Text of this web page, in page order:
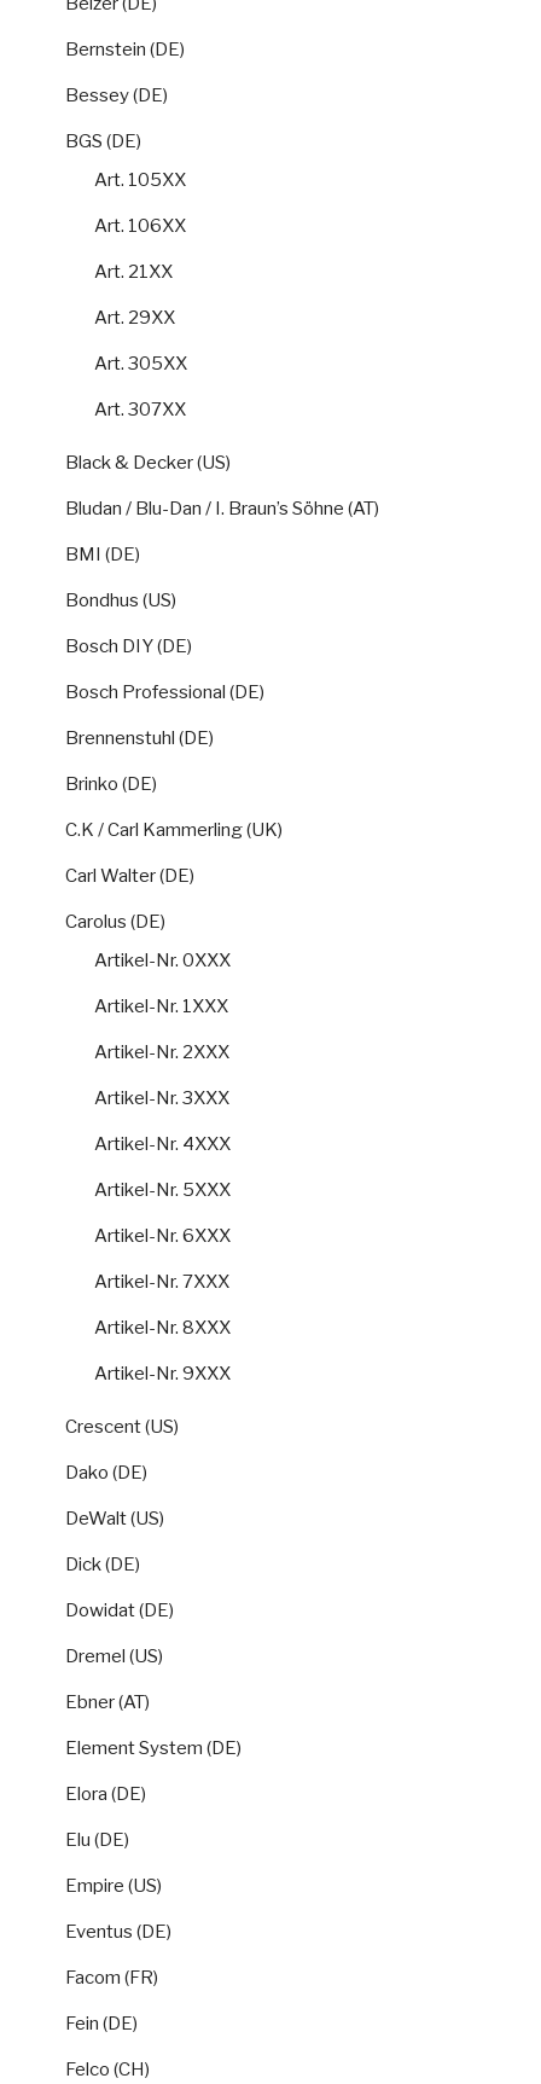
Bernstein (DE)
Bessey (DE)
BGS (DE)
Art. 105XX
Art. 106XX
Art. 21XX
Art. 29XX
Art. 305XX
Art. 307XX
Black & Decker (US)
Bludan / Blu-Dan / I. Braun’s Söhne (AT)
BMI (DE)
Bondhus (US)
Bosch DIY (DE)
Bosch Professional (DE)
Brennenstuhl (DE)
Brinko (DE)
C.K / Carl Kammerling (UK)
Carl Walter (DE)
Carolus (DE)
Artikel-Nr. 0XXX
Artikel-Nr. 1XXX
Artikel-Nr. 2XXX
Artikel-Nr. 3XXX
Artikel-Nr. 4XXX
Artikel-Nr. 5XXX
Artikel-Nr. 6XXX
Artikel-Nr. 7XXX
Artikel-Nr. 8XXX
Artikel-Nr. 9XXX
Crescent (US)
Dako (DE)
DeWalt (US)
Dick (DE)
Dowidat (DE)
Dremel (US)
Ebner (AT)
Element System (DE)
Elora (DE)
Elu (DE)
Empire (US)
Eventus (DE)
Facom (FR)
Fein (DE)
Felco (CH)